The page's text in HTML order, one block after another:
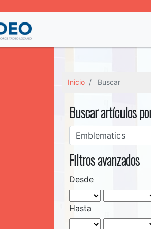
Inicio Buscar
Buscar artículos
Filtros avanzados
Desde
Hasta